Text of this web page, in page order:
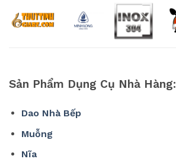
Sản Phẩm Dụng Cụ Nhà Hàng:
Dao Nhà Bếp
Muỗng
Nĩa